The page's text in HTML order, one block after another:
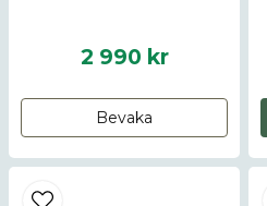
2 990 kr
Bevaka